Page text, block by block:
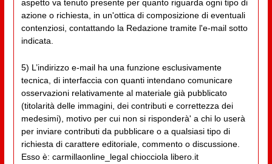
aspetto va tenuto presente per quanto riguarda ogni tipo di
azione o richiesta, in un'ottica di composizione di eventuali
contenziosi, contattando la Redazione tramite l'e-mail sotto
indicata.
5) L’indirizzo e-mail ha una funzione esclusivamente
tecnica, di interfaccia con quanti intendano comunicare
osservazioni relativamente al materiale già pubblicato
(titolarità delle immagini, dei contributi e correttezza dei
medesimi), motivo per cui non si risponderà' a chi lo userà
per inviare contributi da pubblicare o a qualsiasi tipo di
richiesta di carattere editoriale, commento o discussione.
Esso è: carmillaonline_legal chiocciola libero.it